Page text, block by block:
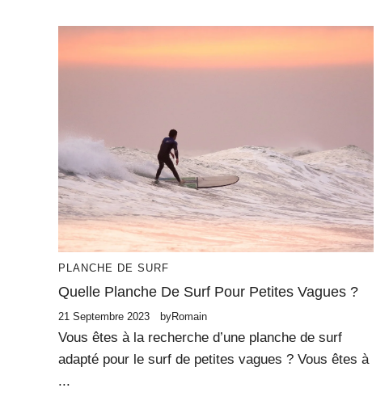
PLANCHE DE SURF
Quelle Planche De Surf Pour Petites Vagues ?
21 Septembre 2023 byRomain
Vous êtes à la recherche d’une planche de surf
adapté pour le surf de petites vagues ? Vous êtes à
...